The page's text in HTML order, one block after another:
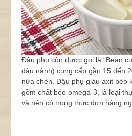
Đậu phụ còn được gọi là “Bean
đậu nành) cung cấp gần 15 đến
nửa chén. Đậu phụ giàu axit béo
gồm chất béo omega-3, là loại
và nên có trong thực đơn hàng